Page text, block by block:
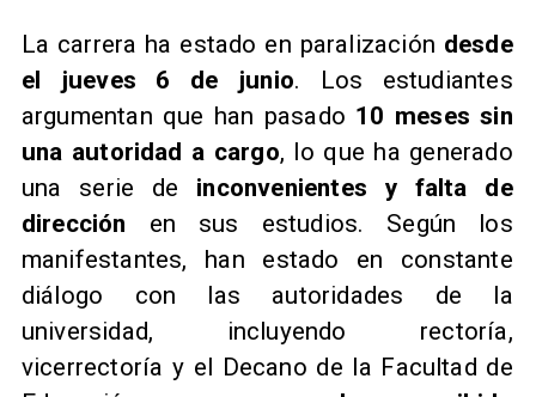
La carrera ha estado en paralización desde
el jueves 6 de junio. Los estudiantes
argumentan que han pasado 10 meses sin
una autoridad a cargo, lo que ha generado
una serie de inconvenientes y falta de
dirección en sus estudios. Según los
manifestantes, han estado en constante
diálogo con las autoridades de la
universidad, incluyendo rectoría,
vicerrectoría y el Decano de la Facultad de